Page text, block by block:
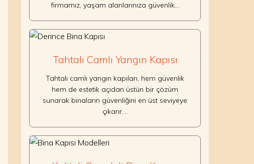
firmamız, yaşam alanlarınıza güvenlik…
Tahtalı Camlı Yangın Kapısı
Tahtalı camlı yangın kapıları, hem güvenlik
hem de estetik açıdan üstün bir çözüm
sunarak binaların güvenliğini en üst seviyeye
çıkarır.…